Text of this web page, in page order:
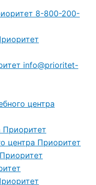
8-800-200-
info@prioritet-